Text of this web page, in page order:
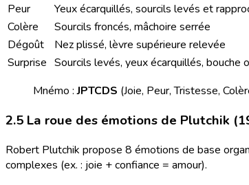
Peur
Yeux écarquillés, sourcils levés et
Colère
Sourcils froncés, mâchoire serrée
Dégoût
Nez plissé, lèvre supérieure relevée
Surprise Sourcils levés, yeux écarquillés, bouche
Mnémo :JPTCDS (Joie, Peur, Tristesse,
2.5 La roue des émotions de Plutchik
Robert Plutchik propose 8 émotions de base
complexes (ex. : joie + confiance = amour).